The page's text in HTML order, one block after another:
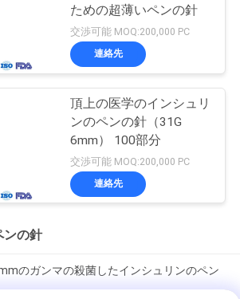
ための超薄いペンの針
交渉可能 MOQ:200,000 PC
連絡先
頂上の医学のインシュリ
ンのペンの針（31G
6mm） 100部分
交渉可能 MOQ:200,000 PC
連絡先
ンの針
のガンマの殺菌したインシュリンのペン